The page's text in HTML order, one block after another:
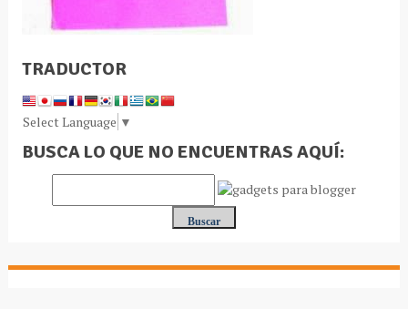
TRADUCTOR
Select Language ▼
BUSCA LO QUE NO ENCUENTRAS AQUÍ: